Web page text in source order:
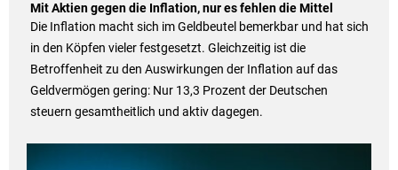
Mit Aktien gegen die Inflation, nur es fehlen die Mittel
Die Inflation macht sich im Geldbeutel bemerkbar und hat sich
in den Köpfen vieler festgesetzt. Gleichzeitig ist die
Betroffenheit zu den Auswirkungen der Inflation auf das
Geldvermögen gering: Nur 13,3 Prozent der Deutschen
steuern gesamtheitlich und aktiv dagegen.